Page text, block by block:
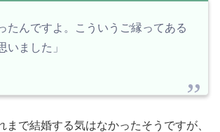
たんですよ。こういうご縁ってある
いました」
まで結婚する気はなかったそうですが、